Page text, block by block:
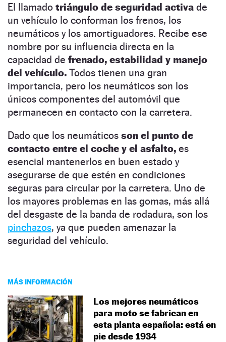
El llamado triángulo de seguridad activa de
un vehículo lo conforman los frenos, los
neumáticos y los amortiguadores. Recibe ese
nombre por su influencia directa en la
capacidad de frenado, estabilidad y manejo
del vehículo. Todos tienen una gran
importancia, pero los neumáticos son los
únicos componentes del automóvil que
permanecen en contacto con la carretera.
Dado que los neumáticos son el punto de
contacto entre el coche y el asfalto, es
esencial mantenerlos en buen estado y
asegurarse de que estén en condiciones
seguras para circular por la carretera. Uno de
los mayores problemas en las gomas, más allá
del desgaste de la banda de rodadura, son los
pinchazos, ya que pueden amenazar la
seguridad del vehículo.
MÁS INFORMACIÓN
Los mejores neumáticos
para moto se fabrican en
esta planta española: está en
pie desde 1934